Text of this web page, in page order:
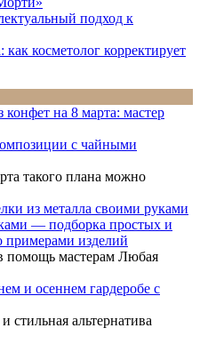
подход к
косметолог корректирует
с чайными
такого плана можно
— подборка простых и
примерами изделий
помощь мастерам Любая
и осеннем гардеробе с
альтернатива